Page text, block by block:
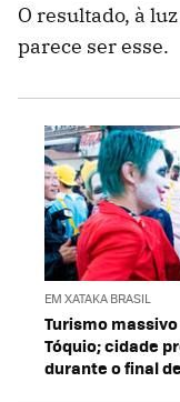
O resultado, à
parece ser esse.
EM XATAKA BRASIL
Turismo
Tóquio; cidade
durante o final